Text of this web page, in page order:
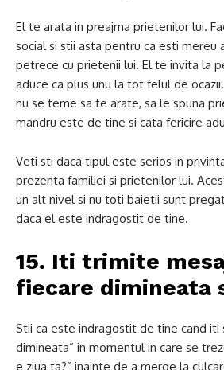
El te arata in preajma prietenilor lui.
social si stii asta pentru ca esti mereu
petrece cu prietenii lui. El te invita la
aduce ca plus unu la tot felul de ocazii.
nu se teme sa te arate, sa le spuna
mandru este de tine si cata fericire
Veti sti daca tipul este serios in
prezenta familiei si prietenilor lui.
un alt nivel si nu toti baietii sunt
daca el este indragostit de tine.
15. Iti trimite
fiecare dimineata
Stii ca este indragostit de tine cand iti
dimineata” in momentul in care se
e ziua ta?” inainte de a merge la